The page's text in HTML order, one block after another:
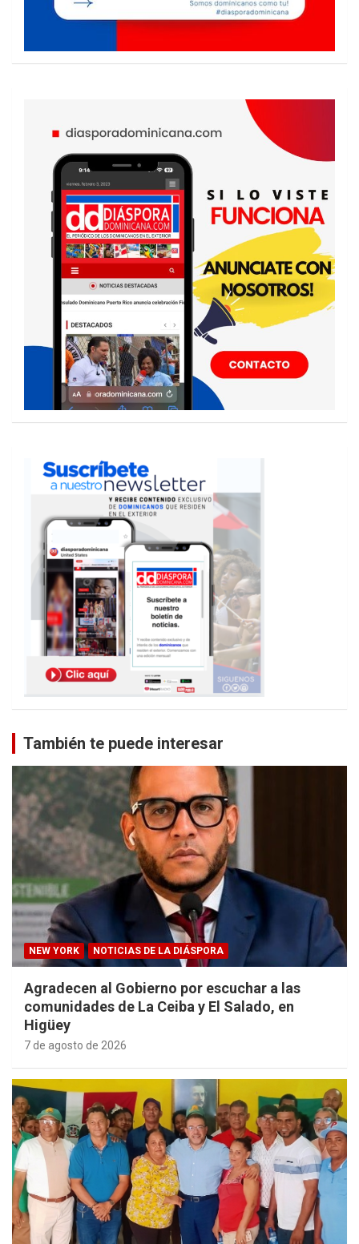
También te puede interesar
NEW YORK NOTICIAS DE LA DIÁSPORA
Agradecen al Gobierno por escuchar a las
comunidades de La Ceiba y El Salado, en
Higüey
7 de agosto de 2026